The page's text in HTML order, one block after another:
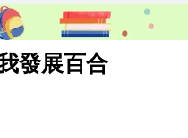
發展百合